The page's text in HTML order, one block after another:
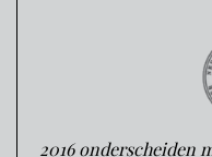
2016 onderscheiden